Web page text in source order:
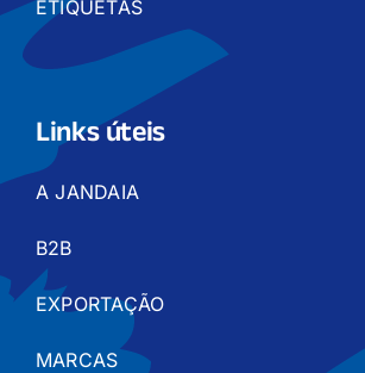
ETIQUETAS
Links úteis
A JANDAIA
B2B
EXPORTAÇÃO
MARCAS